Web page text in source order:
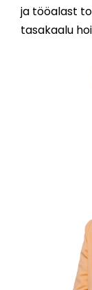
ja tööalast
tasakaalu